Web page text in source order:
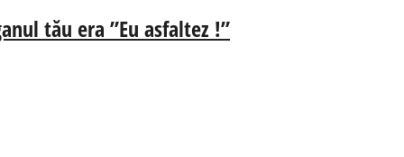
tău era ”Eu asfaltez !”